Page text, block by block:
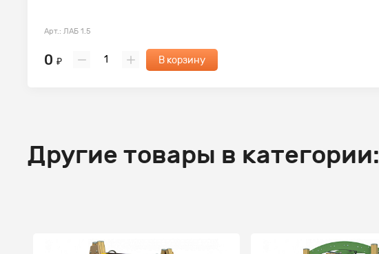
Арт.: ЛАБ 1.5
0 ₽ В корзину
Другие товары в категории: